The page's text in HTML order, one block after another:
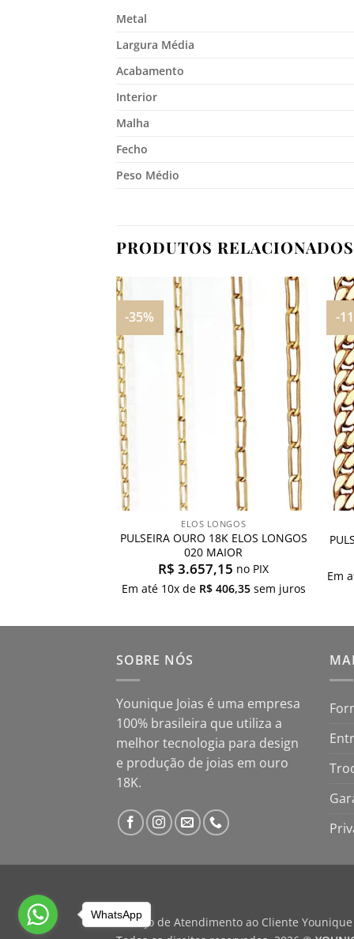
Metal
Largura Média
Acabamento
Interior
Malha
Fecho
Peso Médio
PRODUTOS RELACIONADOS
-35%
Adicionar
aos
meus
desejos
ELOS LONGOS
PULSEIRA OURO 18K ELOS LONGOS
020 MAIOR
R$ 3.657,15 no PIX
Em até 10x de R$406,35sem juros
-
Em
SOBRE NÓS
Younique Joias é uma empresa
100% brasileira que utiliza a
melhor tecnologia para design
e produção de joias em ouro
18K.
Serviço de Atendimento ao Cliente
WhatsApp